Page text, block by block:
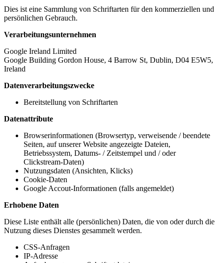
Dies ist eine Sammlung von Schriftarten für den kommerziellen und
persönlichen Gebrauch.
Verarbeitungsunternehmen
Google Ireland Limited
Google Building Gordon House, 4 Barrow St, Dublin, D04 E5W5,
Ireland
Datenverarbeitungszwecke
Bereitstellung von Schriftarten
Datenattribute
Browserinformationen (Browsertyp, verweisende / beendete
Seiten, auf unserer Website angezeigte Dateien,
Betriebssystem, Datums- / Zeitstempel und / oder
Clickstream-Daten)
Nutzungsdaten (Ansichten, Klicks)
Cookie-Daten
Google Accout-Informationen (falls angemeldet)
Erhobene Daten
Diese Liste enthält alle (persönlichen) Daten, die von oder durch die
Nutzung dieses Dienstes gesammelt werden.
CSS-Anfragen
IP-Adresse